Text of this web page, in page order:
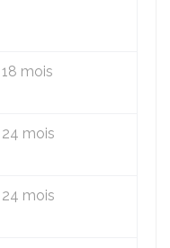
18 mois
24 mois
24 mois